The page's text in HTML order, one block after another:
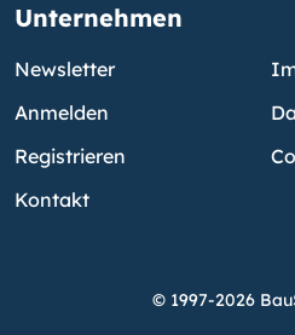
Unternehmen
Newsletter
Anmelden
Registrieren
Kontakt
© 1997-2026